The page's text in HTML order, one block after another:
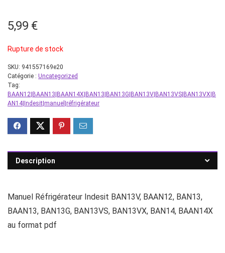
5,99 €
Rupture de stock
SKU: 941557169e20
Catégorie : Uncategorized
Tag:
BAAN12|BAAN13|BAAN14X|BAN13|BAN13G|BAN13V|BAN13VS|BAN13VX|B
AN14|Indesit|manuel|réfrigérateur
Description
Manuel Réfrigérateur Indesit BAN13V, BAAN12, BAN13,
BAAN13, BAN13G, BAN13VS, BAN13VX, BAN14, BAAN14X
au format pdf